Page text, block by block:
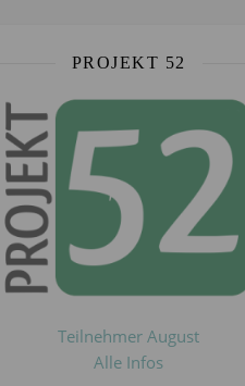
PROJEKT 52
Teilnehmer August
Alle Infos